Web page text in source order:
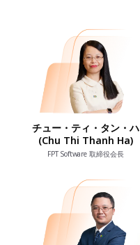
チュー・ティ・タン・ハ
(Chu Thi Thanh Ha)
FPT Software 取締役会長